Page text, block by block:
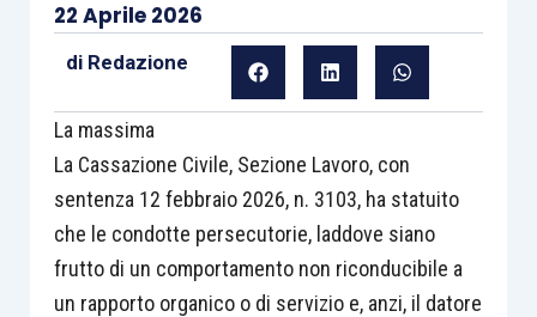
22 Aprile 2026
di Redazione
La massima
La Cassazione Civile, Sezione Lavoro, con
sentenza 12 febbraio 2026, n. 3103, ha statuito
che le condotte persecutorie, laddove siano
frutto di un comportamento non riconducibile a
un rapporto organico o di servizio e, anzi, il datore